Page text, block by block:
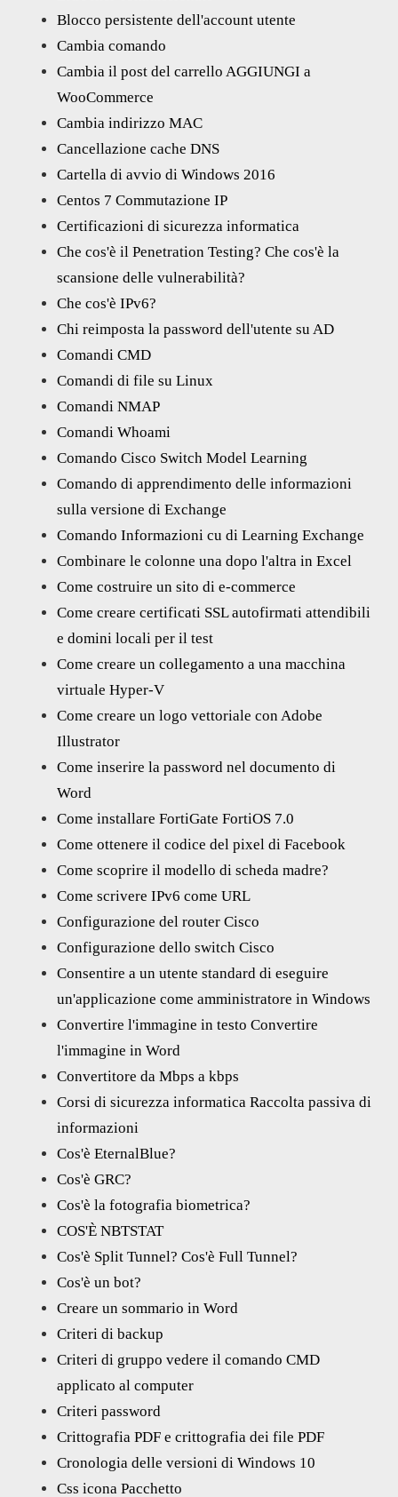
Blocco persistente dell'account utente
Cambia comando
Cambia il post del carrello AGGIUNGI a
WooCommerce
Cambia indirizzo MAC
Cancellazione cache DNS
Cartella di avvio di Windows 2016
Centos 7 Commutazione IP
Certificazioni di sicurezza informatica
Che cos'è il Penetration Testing? Che cos'è la
scansione delle vulnerabilità?
Che cos'è IPv6?
Chi reimposta la password dell'utente su AD
Comandi CMD
Comandi di file su Linux
Comandi NMAP
Comandi Whoami
Comando Cisco Switch Model Learning
Comando di apprendimento delle informazioni
sulla versione di Exchange
Comando Informazioni cu di Learning Exchange
Combinare le colonne una dopo l'altra in Excel
Come costruire un sito di e-commerce
Come creare certificati SSL autofirmati attendibili
e domini locali per il test
Come creare un collegamento a una macchina
virtuale Hyper-V
Come creare un logo vettoriale con Adobe
Illustrator
Come inserire la password nel documento di
Word
Come installare FortiGate FortiOS 7.0
Come ottenere il codice del pixel di Facebook
Come scoprire il modello di scheda madre?
Come scrivere IPv6 come URL
Configurazione del router Cisco
Configurazione dello switch Cisco
Consentire a un utente standard di eseguire
un'applicazione come amministratore in Windows
Convertire l'immagine in testo Convertire
l'immagine in Word
Convertitore da Mbps a kbps
Corsi di sicurezza informatica Raccolta passiva di
informazioni
Cos'è EternalBlue?
Cos'è GRC?
Cos'è la fotografia biometrica?
COS'È NBTSTAT
Cos'è Split Tunnel? Cos'è Full Tunnel?
Cos'è un bot?
Creare un sommario in Word
Criteri di backup
Criteri di gruppo vedere il comando CMD
applicato al computer
Criteri password
Crittografia PDF e crittografia dei file PDF
Cronologia delle versioni di Windows 10
Css icona Pacchetto